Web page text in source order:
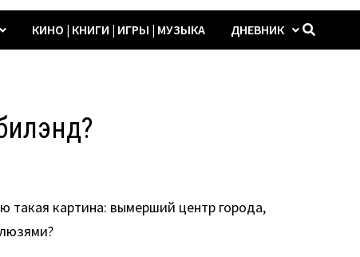
КИНО | КНИГИ | ИГРЫ | МУЗЫКА ДНЕВНИК
такая картина: вымерший центр города,